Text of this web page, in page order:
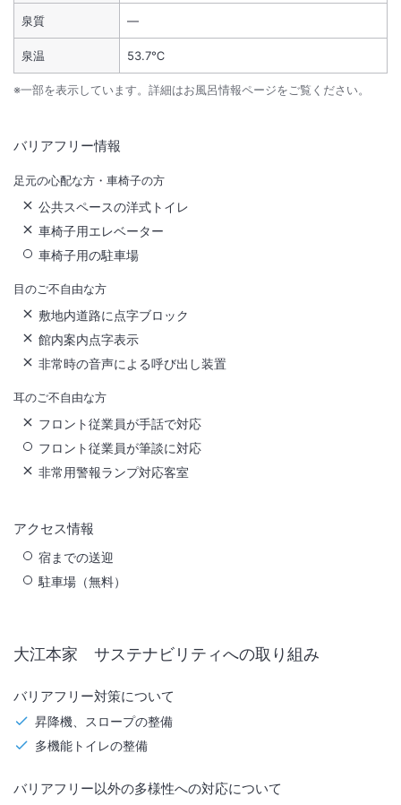
泉質 ―
泉温 53.7℃
※一部を表示しています。詳細はお風呂情報ページをご覧ください。
バリアフリー情報
足元の心配な方・車椅子の方
公共スペースの洋式トイレ
車椅子用エレベーター
車椅子用の駐車場
目のご不自由な方
敷地内道路に点字ブロック
館内案内点字表示
非常時の音声による呼び出し装置
耳のご不自由な方
フロント従業員が手話で対応
フロント従業員が筆談に対応
非常用警報ランプ対応客室
アクセス情報
宿までの送迎
駐車場（無料）
大江本家 サステナビリティへの取り組み
バリアフリー対策について
昇降機、スロープの整備
多機能トイレの整備
バリアフリー以外の多様性への対応について